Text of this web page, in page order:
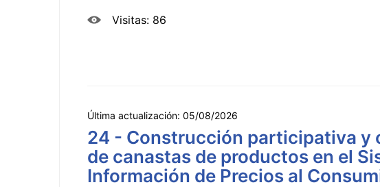
Visitas: 86
Última actualización: 05/08/2026
24 - Construcción participativa y
de canastas de productos en el
Información de Precios al